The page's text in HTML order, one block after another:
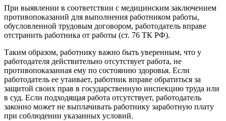
При выявлении в соответствии с медицинским заключением
противопоказаний для выполнения работником работы,
обусловленной трудовым договором, работодатель вправе
отстранить работника от работы (ст. 76 ТК РФ).
Таким образом, работнику важно быть уверенным, что у
работодателя действительно отсутствует работа, не
противопоказанная ему по состоянию здоровья. Если
работодатель ее утаивает, работник вправе обратиться за
защитой своих прав в государственную инспекцию труда или
в суд. Если подходящая работа отсутствует, работодатель
законно может не выплачивать работнику заработную плату
при соблюдении указанных условий.